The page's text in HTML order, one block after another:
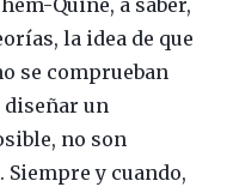
Quine, a saber,
la idea de que
se comprueban
diseñar un
no son
y cuando,